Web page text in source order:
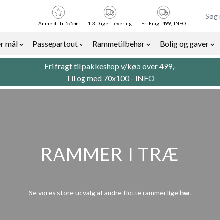
mål
Passepartout
Rammetilbehør
Bolig og gaver
Anmeldt Til 5/5★ 1-3 Dages Levering Fri Fragt 499,- INFO
Fri fragt til pakkeshop v/køb over 499,-
Til og med 70x100 - INFO
RAMMER I TRÆ
Se vores store udvalg af andre flotte rammer lige her.